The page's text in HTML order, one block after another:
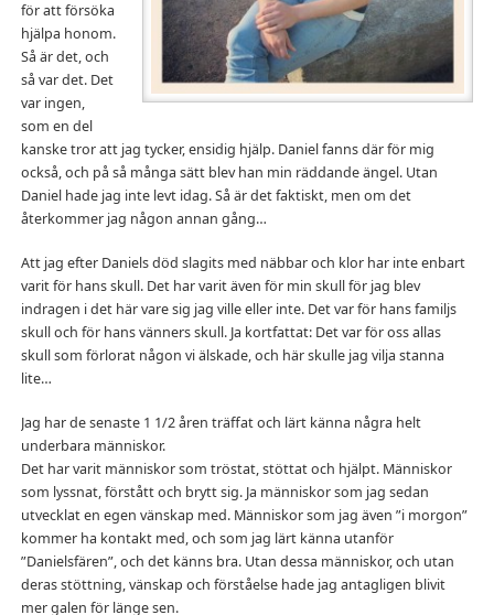
för att försöka
hjälpa honom.
Så är det, och
så var det. Det
var ingen,
som en del
kanske tror att jag tycker, ensidig hjälp. Daniel fanns där för mig
också, och på så många sätt blev han min räddande ängel. Utan
Daniel hade jag inte levt idag. Så är det faktiskt, men om det
återkommer jag någon annan gång…
Att jag efter Daniels död slagits med näbbar och klor har inte enbart
varit för hans skull. Det har varit även för min skull för jag blev
indragen i det här vare sig jag ville eller inte. Det var för hans familjs
skull och för hans vänners skull. Ja kortfattat: Det var för oss allas
skull som förlorat någon vi älskade, och här skulle jag vilja stanna
lite…
Jag har de senaste 1 1/2 åren träffat och lärt känna några helt
underbara människor.
Det har varit människor som tröstat, stöttat och hjälpt. Människor
som lyssnat, förstått och brytt sig. Ja människor som jag sedan
utvecklat en egen vänskap med. Människor som jag även ”i morgon”
kommer ha kontakt med, och som jag lärt känna utanför
”Danielsfären”, och det känns bra. Utan dessa människor, och utan
deras stöttning, vänskap och förståelse hade jag antagligen blivit
mer galen för länge sen.